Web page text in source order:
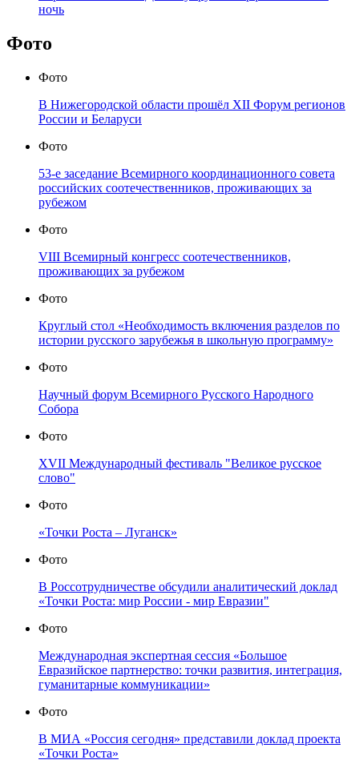
ночь
Фото
Фото
В Нижегородской области прошёл XII Форум регионов
России и Беларуси
Фото
53-е заседание Всемирного координационного совета
российских соотечественников, проживающих за
рубежом
Фото
VIII Всемирный конгресс соотечественников,
проживающих за рубежом
Фото
Круглый стол «Необходимость включения разделов по
истории русского зарубежья в школьную программу»
Фото
Научный форум Всемирного Русского Народного
Собора
Фото
XVII Международный фестиваль "Великое русское
слово"
Фото
«Точки Роста – Луганск»
Фото
В Россотрудничестве обсудили аналитический доклад
«Точки Роста: мир России - мир Евразии"
Фото
Международная экспертная сессия «Большое
Евразийское партнерство: точки развития, интеграция,
гуманитарные коммуникации»
Фото
В МИА «Россия сегодня» представили доклад проекта
«Точки Роста»